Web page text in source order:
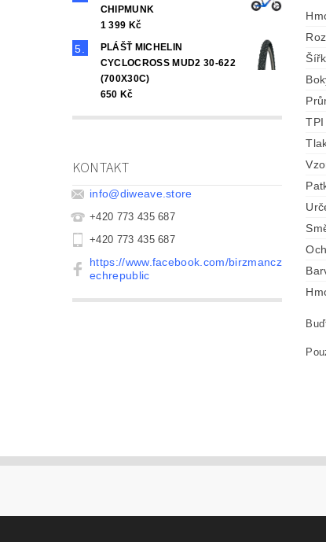
CHIPMUNK
1 399 Kč
PLÁŠŤ MICHELIN
CYCLOCROSS MUD2 30-622
(700X30C)
650 Kč
KONTAKT
info@diweave.store
+420 773 435 687
+420 773 435 687
https://www.facebook.com/birzmancz
echrepublic
TPI